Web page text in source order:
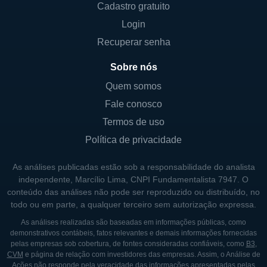
empresa possui sua cota majoritária nas
mãos de grupos especializados em
construção e fabricação de materiais. O
destacam no mercado, mas as informações
sobre os principais acionistas, assim como a
estrutura exata dos controladores da
empresa, se alteram ao longo do tempo e,
específicas para atualizações contínuas.
Vale ressaltar que, em sua longa trajetória, a
Eternit também enfrentou desafios e
implementou processos de reestruturação,
mas sempre mantendo o foco na oferta de
produtos que atendem às exigências de
Cadastro gratuito
Login
Recuperar senha
Sobre nós
Quem somos
Fale conosco
Termos de uso
Política de privacidade
As análises publicadas estão sob a responsabilidade do analista
independente, Marcílio Lima, CNPI Fundamentalista 7947. O
conteúdo das análises não pode ser reproduzido ou distribuído, no
todo ou em parte, a qualquer terceiro sem autorização expressa.
As análises realizadas são baseadas em informações públicas, como
demonstrativos contábeis, fatos relevantes e demais informações fornecidas
pelas empresas sob cobertura, de fontes consideradas confiáveis, como B3,
CVM e página de relação com investidores das empresas. Assim, o Análise de
Ações não responde pela veracidade das informações apresentadas pelas